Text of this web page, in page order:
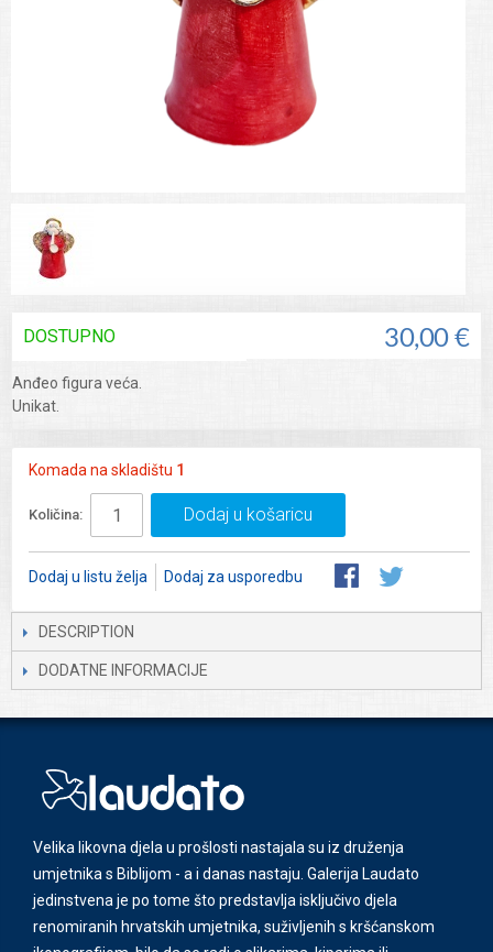
30,00 €
DOSTUPNO
Anđeo figura veća.
Unikat.
Komada na skladištu 1
Količina: Dodaj u košaricu
Dodaj u listu želja Dodaj za usporedbu
DESCRIPTION
DODATNE INFORMACIJE
Velika likovna djela u prošlosti nastajala su iz druženja
umjetnika s Biblijom - a i danas nastaju. Galerija Laudato
jedinstvena je po tome što predstavlja isključivo djela
renomiranih hrvatskih umjetnika, suživljenih s kršćanskom